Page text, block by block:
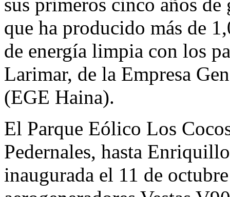
sus primeros cinco años
que ha producido más de
de energía limpia con los
Larimar, de la Empresa
(EGE Haina).
El Parque Eólico Los
Pedernales, hasta
inaugurada el 11 de